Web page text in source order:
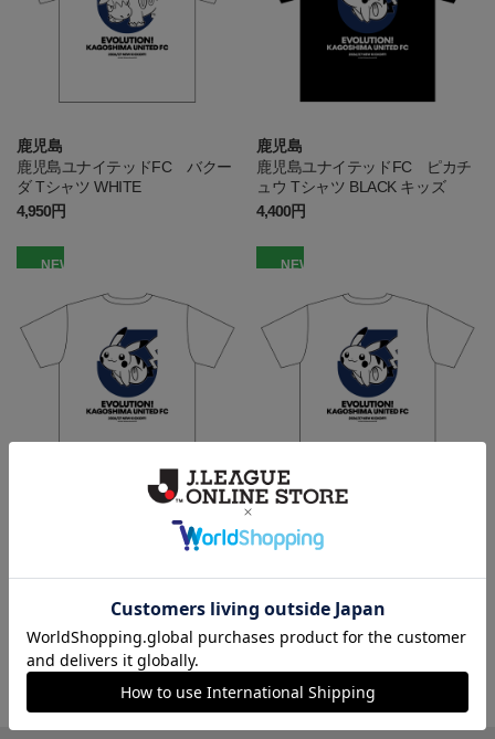
鹿児島
鹿児島ユナイテッドFC バクー
ダ Tシャツ WHITE
4,950円
鹿児島
鹿児島ユナイテッドFC ピカチ
ュウ Tシャツ BLACK キッズ
4,400円
NEW
鹿児島ユナイテッドFC ピカチ
ュウ Tシャツ WHITE キッズ
4,400円
NEW
鹿児島ユナイテッドFC ピカチ
ュウ Tシャツ WHITE
4,950円